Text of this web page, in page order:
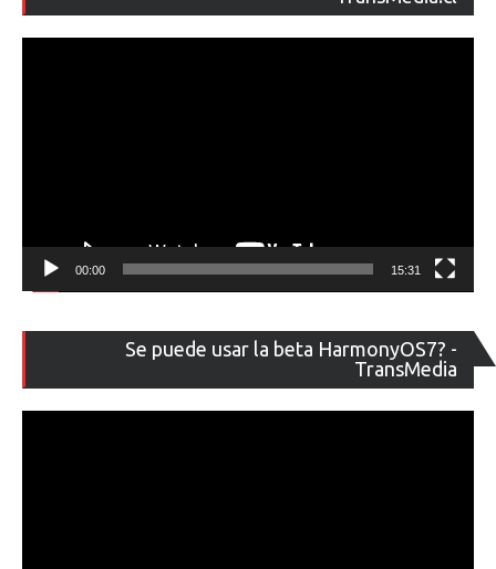
00:00 15:31
Se puede usar la beta HarmonyOS7? -
TransMedia
de